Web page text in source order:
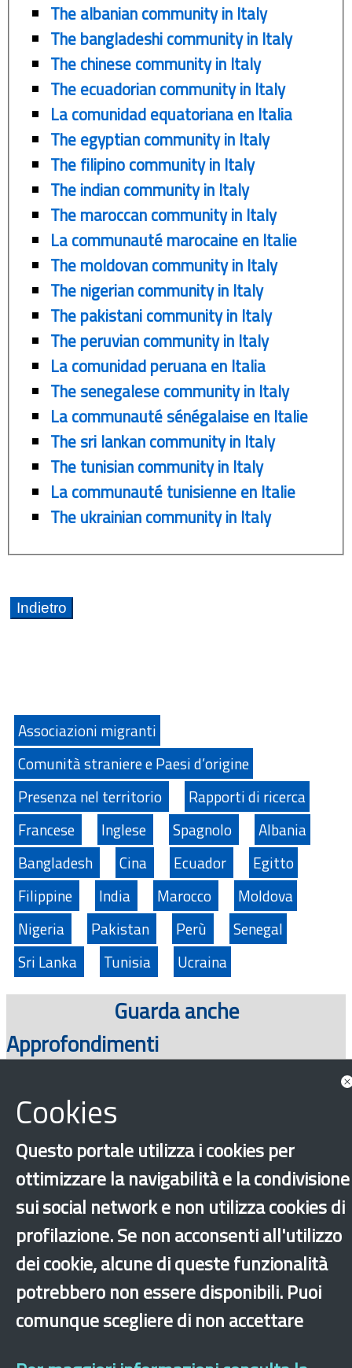
The albanian community in Italy
The bangladeshi community in Italy
The chinese community in Italy
The ecuadorian community in Italy
La comunidad equatoriana en Italia
The egyptian community in Italy
The filipino community in Italy
The indian community in Italy
The maroccan community in Italy
La communauté marocaine en Italie
The moldovan community in Italy
The nigerian community in Italy
The pakistani community in Italy
The peruvian community in Italy
La comunidad peruana en Italia
The senegalese community in Italy
La communauté sénégalaise en Italie
The sri lankan community in Italy
The tunisian community in Italy
La communauté tunisienne en Italie
The ukrainian community in Italy
Associazioni migranti
Comunità straniere e Paesi d’origine
Presenza nel territorio
Rapporti di ricerca
Francese
Inglese Spagnolo
Albania
Bangladesh
Cina Ecuador
Egitto
Filippine
India Marocco
Moldova
Nigeria
Pakistan Perù
Senegal
Sri Lanka
Tunisia Ucraina
Guarda anche
Approfondimenti
×
Cookies
Questo portale utilizza i cookies per
ottimizzare la navigabilità e la condivisione
sui social network e non utilizza cookies di
profilazione. Se non acconsenti all'utilizzo
dei cookie, alcune di queste funzionalità
potrebbero non essere disponibili. Puoi
comunque scegliere di non accettare
Dichiarazione di accessibilità Mappa del sito Legal & Privacy
Contatti
Sito archeologico